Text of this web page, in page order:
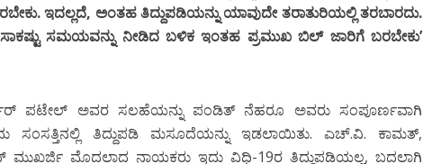
ಇದಲ್ಲದೆ, ಅಂತಹ ತಿದ್ದುಪಡಿಯನ್ನು ಯಾವುದೇ ತರಾತುರಿಯಲ್ಲಿ ತರಬಾರದು.
ಸಮಯವನ್ನು ನೀಡಿದ ಬಳಿಕ ಇಂತಹ ಪ್ರಮುಖ ಬಿಲ್ ಜಾರಿಗೆ ಬರಬೇಕು’
ಪಟೇಲ್ ಅವರ ಸಲಹೆಯನ್ನು ಪಂಡಿತ್ ನೆಹರೂ ಅವರು ಸಂಪೂರ್ಣವಾಗಿ
ಸಂಸತ್ತಿನಲ್ಲಿ ತಿದ್ದುಪಡಿ ಮಸೂದೆಯನ್ನು ಇಡಲಾಯಿತು. ಎಚ್.ವಿ. ಕಾಮತ್,
ಮುಖರ್ಜಿ ಮೊದಲಾದ ನಾಯಕರು ಇದು ವಿಧಿ-19ರ ತಿದ್ದುಪಡಿಯಲ್ಲ, ಬದಲಾಗಿ